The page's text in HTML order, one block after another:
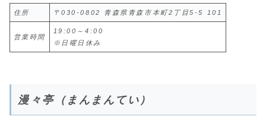
住所 〒030-0802 青森県青森市本町2丁目5-5 101
営業時間
19:00～4:00
※日曜日休み
漫々亭（まんまんてい）